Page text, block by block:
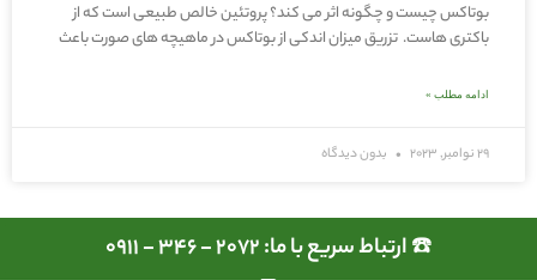
بوتاکس چیست و چگونه اثر می کند؟ پروتئین خالص طبیعی است که از
باکتری هاست. تزریق میزان اندکی از بوتاکس در ماهیچه های صورت باعث
ادامه مطلب »
29 نوامبر, 2023 بدون دیدگاه
☎️ ارتباط سریع با ما: 2072 - 346 - 0911